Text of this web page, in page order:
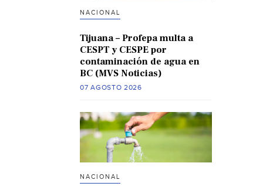
NACIONAL
Tijuana – Profepa multa a
CESPT y CESPE por
contaminación de agua en
BC (MVS Noticias)
07 AGOSTO 2026
NACIONAL